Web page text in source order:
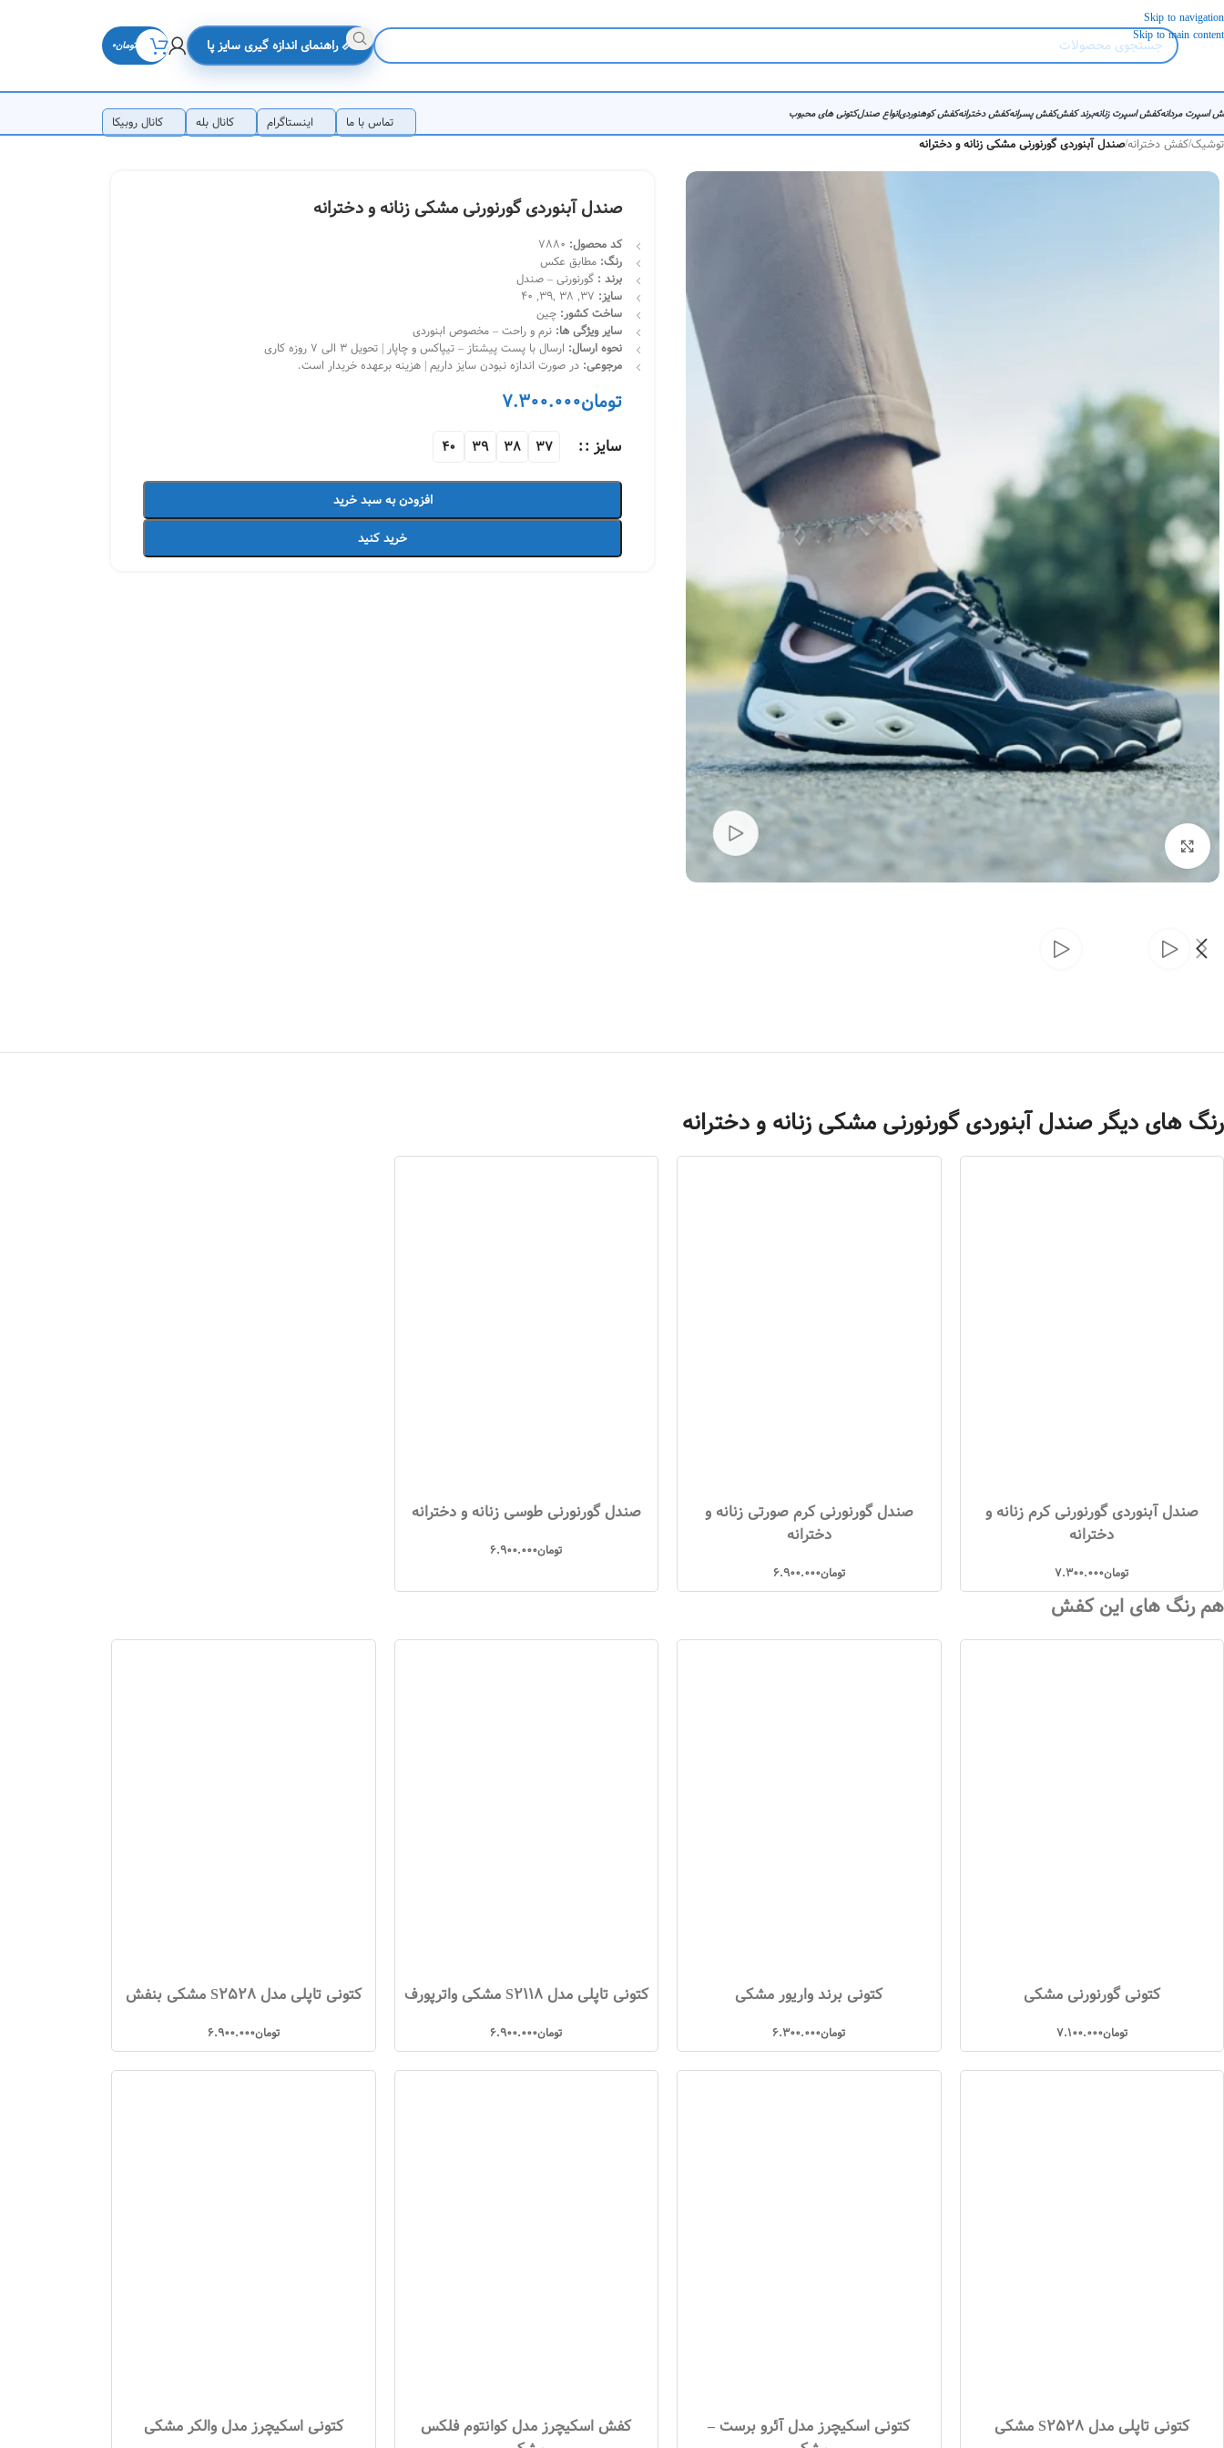
Skip to navigation
Skip to main content
📏 راهنمای اندازه گیری سایز پا تومان0
اسپرت مردانهکفش اسپرت زنانهبرند کفشکفش پسرانهکفش دخترانهکفش کوهنوردیانواع صندلکتونی های محبوب تماس با ما اینستاگرام کانال بله
کانال روبیکا
توشیک/کفش دخترانه/صندل آبنوردی گورنورنی مشکی زنانه و دخترانه
بزرگنمایی تصویر
صندل آبنوردی گورنورنی مشکی زنانه و دخترانه
کد محصول:
7880
رنگ: مطابق عکس
برند : گورنورنی – صندل
سایز: 37, 38 ,39, 40
ساخت کشور: چین
سایر ویژگی ها: نرم و راحت – مخصوص ابنوردی
نحوه ارسال: ارسال با پست پیشتاز – تیپاکس و چاپار | تحویل 3 الی 7 روزه کاری
مرجوعی: در صورت اندازه نبودن سایز داریم | هزینه برعهده خریدار است.
تومان7.300.000
سایز : 37
38
39
40
افزودن به سبد خرید
خرید کنید
رنگ های دیگر صندل آبنوردی گورنورنی مشکی زنانه و دخترانه
صندل آبنوردی گورنورنی کرم زنانه و
دخترانه
تومان7.300.000
صندل گورنورنی کرم صورتی زنانه و
دخترانه
تومان6.900.000
صندل گورنورنی طوسی زنانه و دخترانه
تومان6.900.000
هم رنگ های این کفش
کتونی گورنورنی مشکی
تومان7.100.000
کتونی برند واریور مشکی
تومان6.300.000
کتونی تاپلی مدل S2118 مشکی واترپورف
تومان6.900.000
کتونی تاپلی مدل S2528 مشکی بنفش
تومان6.900.000
کتونی تاپلی مدل S2528 مشکی
کتونی اسکیچرز مدل آئرو برست –
کفش اسکیچرز مدل کوانتوم فلکس
کتونی اسکیچرز مدل والکر مشکی